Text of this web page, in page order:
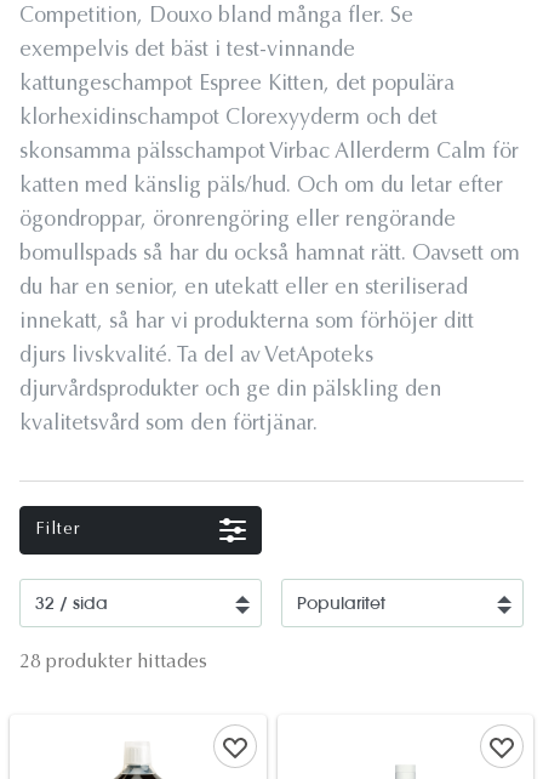
Competition, Douxo bland många fler. Se
exempelvis det bäst i test-vinnande
kattungeschampot Espree Kitten, det populära
klorhexidinschampot Clorexyyderm och det
skonsamma pälsschampot Virbac Allerderm Calm för
katten med känslig päls/hud. Och om du letar efter
ögondroppar, öronrengöring eller rengörande
bomullspads så har du också hamnat rätt. Oavsett om
du har en senior, en utekatt eller en steriliserad
innekatt, så har vi produkterna som förhöjer ditt
djurs livskvalité. Ta del av VetApoteks
djurvårdsprodukter och ge din pälskling den
kvalitetsvård som den förtjänar.
Filter
28 produkter hittades